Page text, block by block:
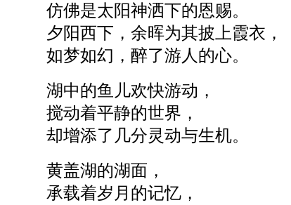
仿佛是太阳神洒下的恩赐。
夕阳西下，余晖为其披上霞衣，
如梦如幻，醉了游人的心。
湖中的鱼儿欢快游动，
搅动着平静的世界，
却增添了几分灵动与生机。
黄盖湖的湖面，
承载着岁月的记忆，